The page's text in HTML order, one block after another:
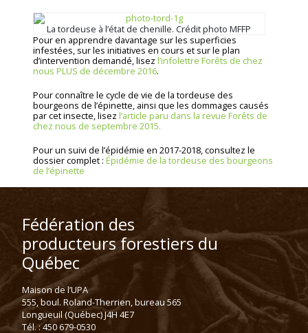
La tordeuse à l’état de chenille. Crédit photo MFFP
Pour en apprendre davantage sur les superficies
infestées, sur les initiatives en cours et sur le plan
d’intervention demandé, lisez l’infolettre Forêts de chez
nous PLUS de décembre 2016.
Pour connaître le cycle de vie de la tordeuse des
bourgeons de l’épinette, ainsi que les dommages causés
par cet insecte, lisez l’article paru dans la revue Forêts de
chez nous de septembre 2015.
Pour un suivi de l’épidémie en 2017-2018, consultez le
dossier complet : Épidémie de la tordeuse des bourgeons
de l’épinette
Fédération des
producteurs forestiers du
Québec
Maison de l’UPA
555, boul. Roland-Therrien, bureau 565
Longueuil (Québec) J4H 4E7
Tél. : 450 679-0530